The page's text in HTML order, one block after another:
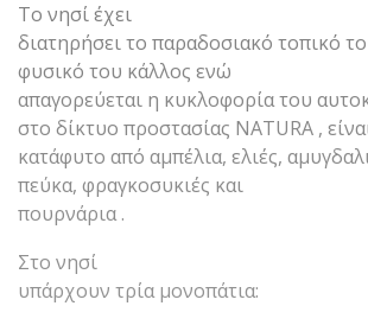
Το νησί έχει
διατηρήσει το παραδοσιακό τοπικό
φυσικό του κάλλος ενώ
απαγορεύεται η κυκλοφορία του
στο δίκτυο προστασίας NATURA ,
κατάφυτο από αμπέλια, ελιές,
πεύκα, φραγκοσυκιές και
πουρνάρια .
Στο νησί
υπάρχουν τρία μονοπάτια: